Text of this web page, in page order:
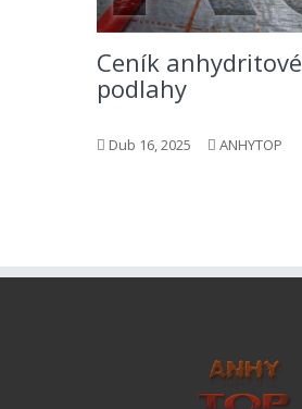
Ceník anhydritové
podlahy
Dub 16, 2025 ANHYTOP